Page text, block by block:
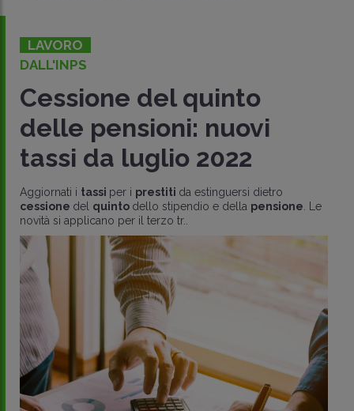
LAVORO
DALL'INPS
Cessione del quinto
delle pensioni: nuovi
tassi da luglio 2022
Aggiornati i tassi per i prestiti da estinguersi dietro
cessione del quinto dello stipendio e della pensione . Le
novità si applicano per il terzo tr..